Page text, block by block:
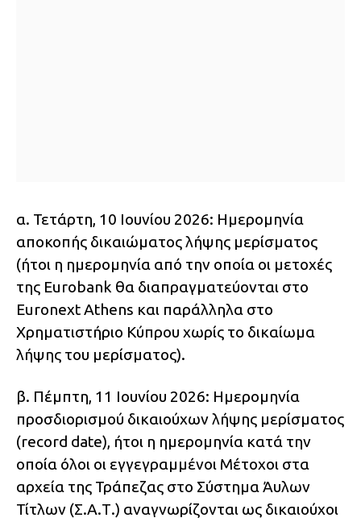
α. Τετάρτη, 10 Ιουνίου 2026: Ημερομηνία
αποκοπής δικαιώματος λήψης μερίσματος
(ήτοι η ημερομηνία από την οποία οι μετοχές
της Eurobank θα διαπραγματεύονται στο
Euronext Athens και παράλληλα στο
Χρηματιστήριο Κύπρου χωρίς το δικαίωμα
λήψης του μερίσματος).
β. Πέμπτη, 11 Ιουνίου 2026: Ημερομηνία
προσδιορισμού δικαιούχων λήψης μερίσματος
(record date), ήτοι η ημερομηνία κατά την
οποία όλοι οι εγγεγραμμένοι Μέτοχοι στα
αρχεία της Τράπεζας στο Σύστημα Άυλων
Τίτλων (Σ.Α.Τ.) αναγνωρίζονται ως δικαιούχοι